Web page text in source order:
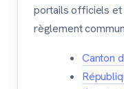
portails officiels
règlement
Canton